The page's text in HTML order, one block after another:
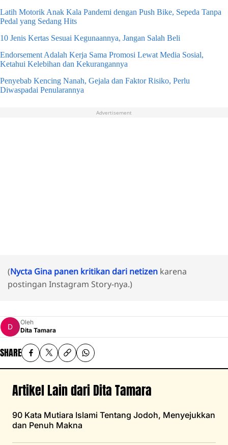
Latih Motorik Anak Kala Pandemi dengan Push Bike, Sepeda Tanpa
Pedal yang Sedang Hits
10 Jenis Kertas Sesuai Kegunaannya, Jangan Salah Beli
Endorsement Adalah Kerja Sama Promosi Lewat Media Sosial,
Ketahui Kelebihan dan Kekurangannya
Penyebab Kencing Nanah, Gejala dan Faktor Risiko, Perlu
Diwaspadai Penularannya
Advertisement
(Nycta Gina panen kritikan dari netizen karena
postingan Instagram Story-nya.)
Oleh
Dita Tamara
SHARE
Artikel Lain dari Dita Tamara
90 Kata Mutiara Islami Tentang Jodoh, Menyejukkan
dan Penuh Makna